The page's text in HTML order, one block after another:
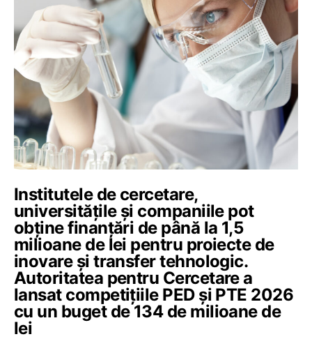
Institutele de cercetare,
universitățile și companiile pot
obține finanțări de până la 1,5
milioane de lei pentru proiecte de
inovare și transfer tehnologic.
Autoritatea pentru Cercetare a
lansat competițiile PED și PTE 2026
cu un buget de 134 de milioane de
lei